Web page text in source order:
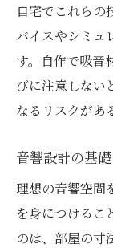
自宅でこれらの
バイスやシミュ
す。自作で吸音
びに注意しない
なるリスクがあ
音響設計の基
理想の音響空間
を身につけるこ
のは、部屋の寸